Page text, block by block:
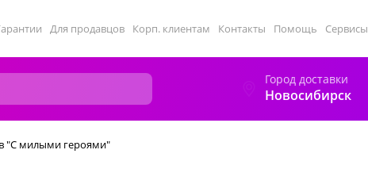
Для продавцов Корп. клиентам Контакты Помощь Сервисы
Город доставки
Новосибирск
"С милыми героями"